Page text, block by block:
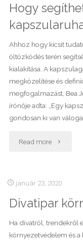
–
Tavasz
típus"
Hogy
Ahhoz hogy kicsit
öltözködés terén
kialakítása. A
megközelítése és
megfogalmazást, Bea
írónője adta: „Egy
gondosan ki van
Read more "Hogy
a
10
x
január 23, 2020
Divatipar
Ha divatról, trendekről
környezetvédelem és a